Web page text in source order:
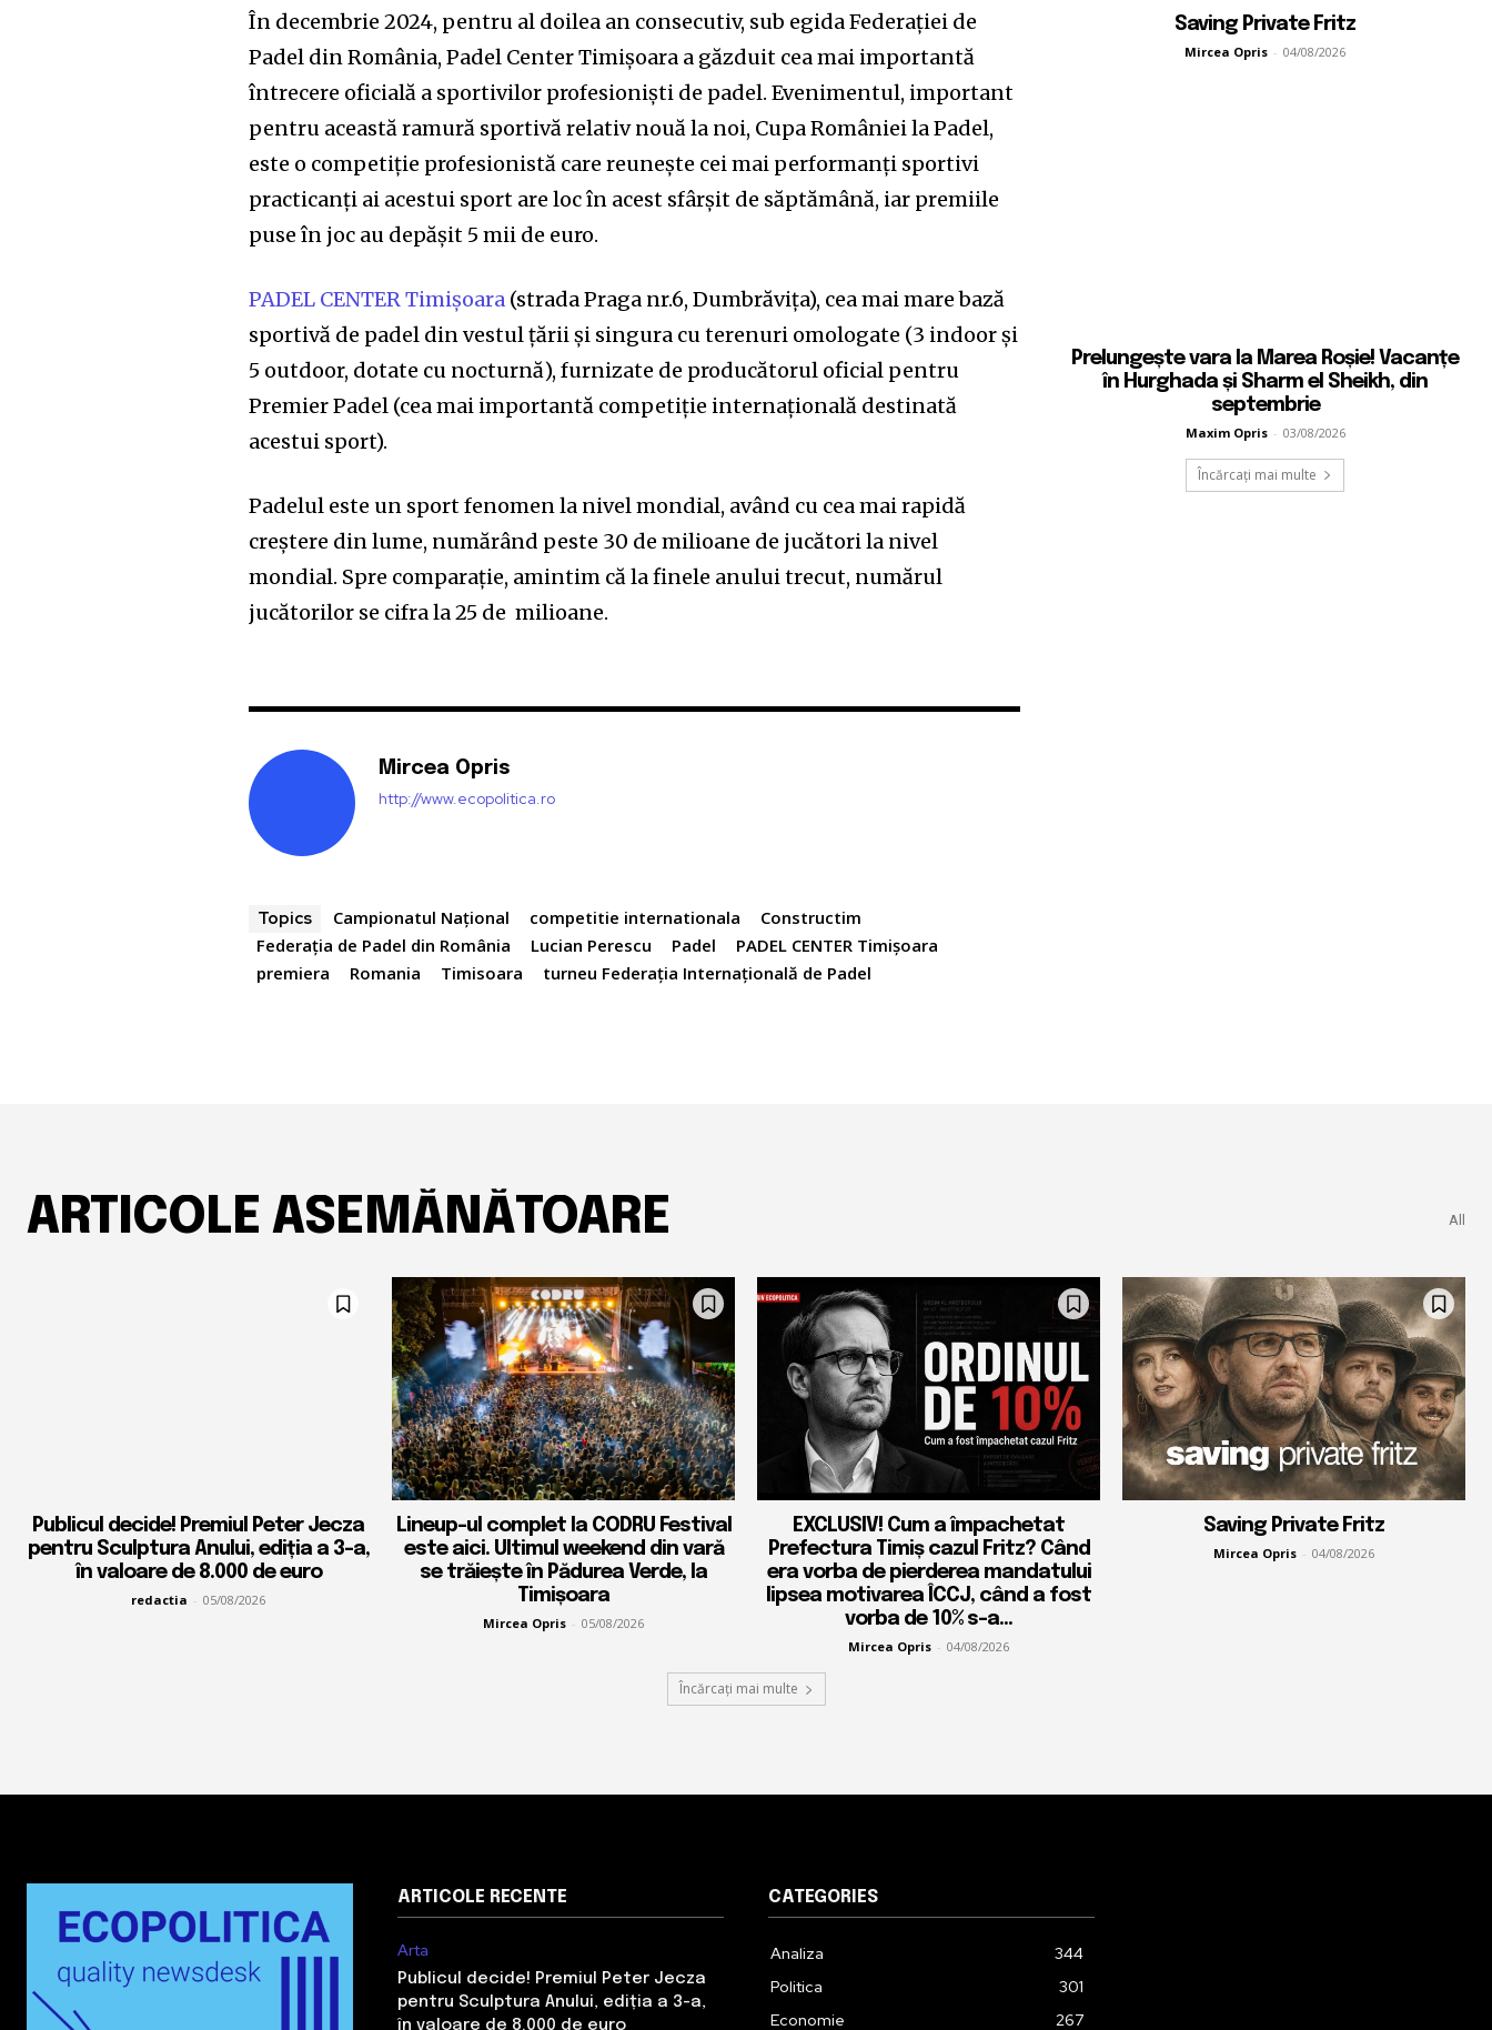
În decembrie 2024, pentru al doilea an consecutiv, sub egida Federației de
Padel din România, Padel Center Timișoara a găzduit cea mai importantă
întrecere oficială a sportivilor profesioniști de padel. Evenimentul, important
pentru această ramură sportivă relativ nouă la noi, Cupa României la Padel,
este o competiție profesionistă care reunește cei mai performanți sportivi
practicanți ai acestui sport are loc în acest sfârșit de săptămână, iar premiile
puse în joc au depășit 5 mii de euro.
PADEL CENTER Timișoara (strada Praga nr.6, Dumbrăvița), cea mai mare bază
sportivă de padel din vestul țării și singura cu terenuri omologate (3 indoor și
5 outdoor, dotate cu nocturnă), furnizate de producătorul oficial pentru
Premier Padel (cea mai importantă competiție internațională destinată
acestui sport).
Padelul este un sport fenomen la nivel mondial, având cu cea mai rapidă
creștere din lume, numărând peste 30 de milioane de jucători la nivel
mondial. Spre comparație, amintim că la finele anului trecut, numărul
jucătorilor se cifra la 25 de milioane.
Mircea Opris
http://www.ecopolitica.ro
Topics Campionatul Național competitie internationala
Constructim
Federația de Padel din România
Lucian Perescu Padel
PADEL CENTER Timișoara
premiera
Romania Timisoara turneu Federația Internațională de Padel
Saving Private Fritz
Mircea Opris - 04/08/2026
Prelungește vara la Marea Roșie! Vacanțe
în Hurghada și Sharm el Sheikh, din
septembrie
Maxim Opris - 03/08/2026
Încărcați mai multe
ARTICOLE ASEMĂNĂTOARE All
Publicul decide! Premiul Peter Jecza
pentru Sculptura Anului, ediția a 3-a,
în valoare de 8.000 de euro
redactia - 05/08/2026
Lineup-ul complet la CODRU Festival
este aici. Ultimul weekend din vară
se trăiește în Pădurea Verde, la
Timișoara
Mircea Opris - 05/08/2026
EXCLUSIV! Cum a împachetat
Prefectura Timiș cazul Fritz? Când
era vorba de pierderea mandatului
lipsea motivarea ÎCCJ, când a fost
vorba de 10% s-a...
Mircea Opris - 04/08/2026
Saving Private Fritz
Mircea Opris - 04/08/2026
Încărcați mai multe
ARTICOLE RECENTE
Arta
Publicul decide! Premiul Peter Jecza
pentru Sculptura Anului, ediția a 3-a,
în valoare de 8.000 de euro
CATEGORIES
Analiza
344
Politica
301
Economie
267